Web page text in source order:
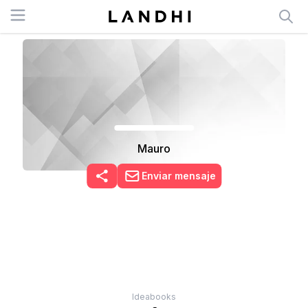
Open menu
Mauro
Enviar mensaje
Ideabooks